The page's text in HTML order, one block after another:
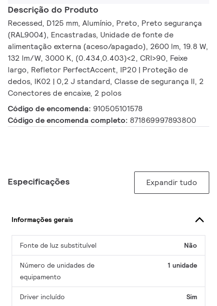
Descrição do Produto
Recessed, D125 mm, Alumínio, Preto, Preto segurança
(RAL9004), Encastradas, Unidade de fonte de
alimentação externa (aceso/apagado), 2600 lm, 19.8 W,
132 lm/W, 3000 K, (0.434,0.403)<2, CRI>90, Feixe
largo, Refletor PerfectAccent, IP20 | Proteção de
dedos, IK02 | 0,2 J standard, Classe de segurança II, 2
Conectores de encaixe, 2 polos
Código de encomenda: 910505101578
Código de encomenda completo: 871869997893800
Especificações Expandir tudo
Informações gerais
Fonte de luz substituível Não
Número de unidades de
equipamento
1 unidade
Driver incluído Sim